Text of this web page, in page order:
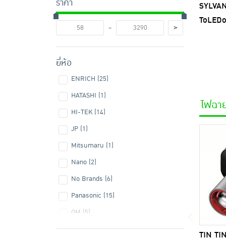
ราคา
-
>
ยี่ห้อ
ENRICH (25)
HATASHI (1)
HI-TEK (14)
JP (1)
Mitsumaru (1)
Nano (2)
No Brands (6)
Panasonic (15)
QM (5)
Racer (18)
ไฟฉา
TIN